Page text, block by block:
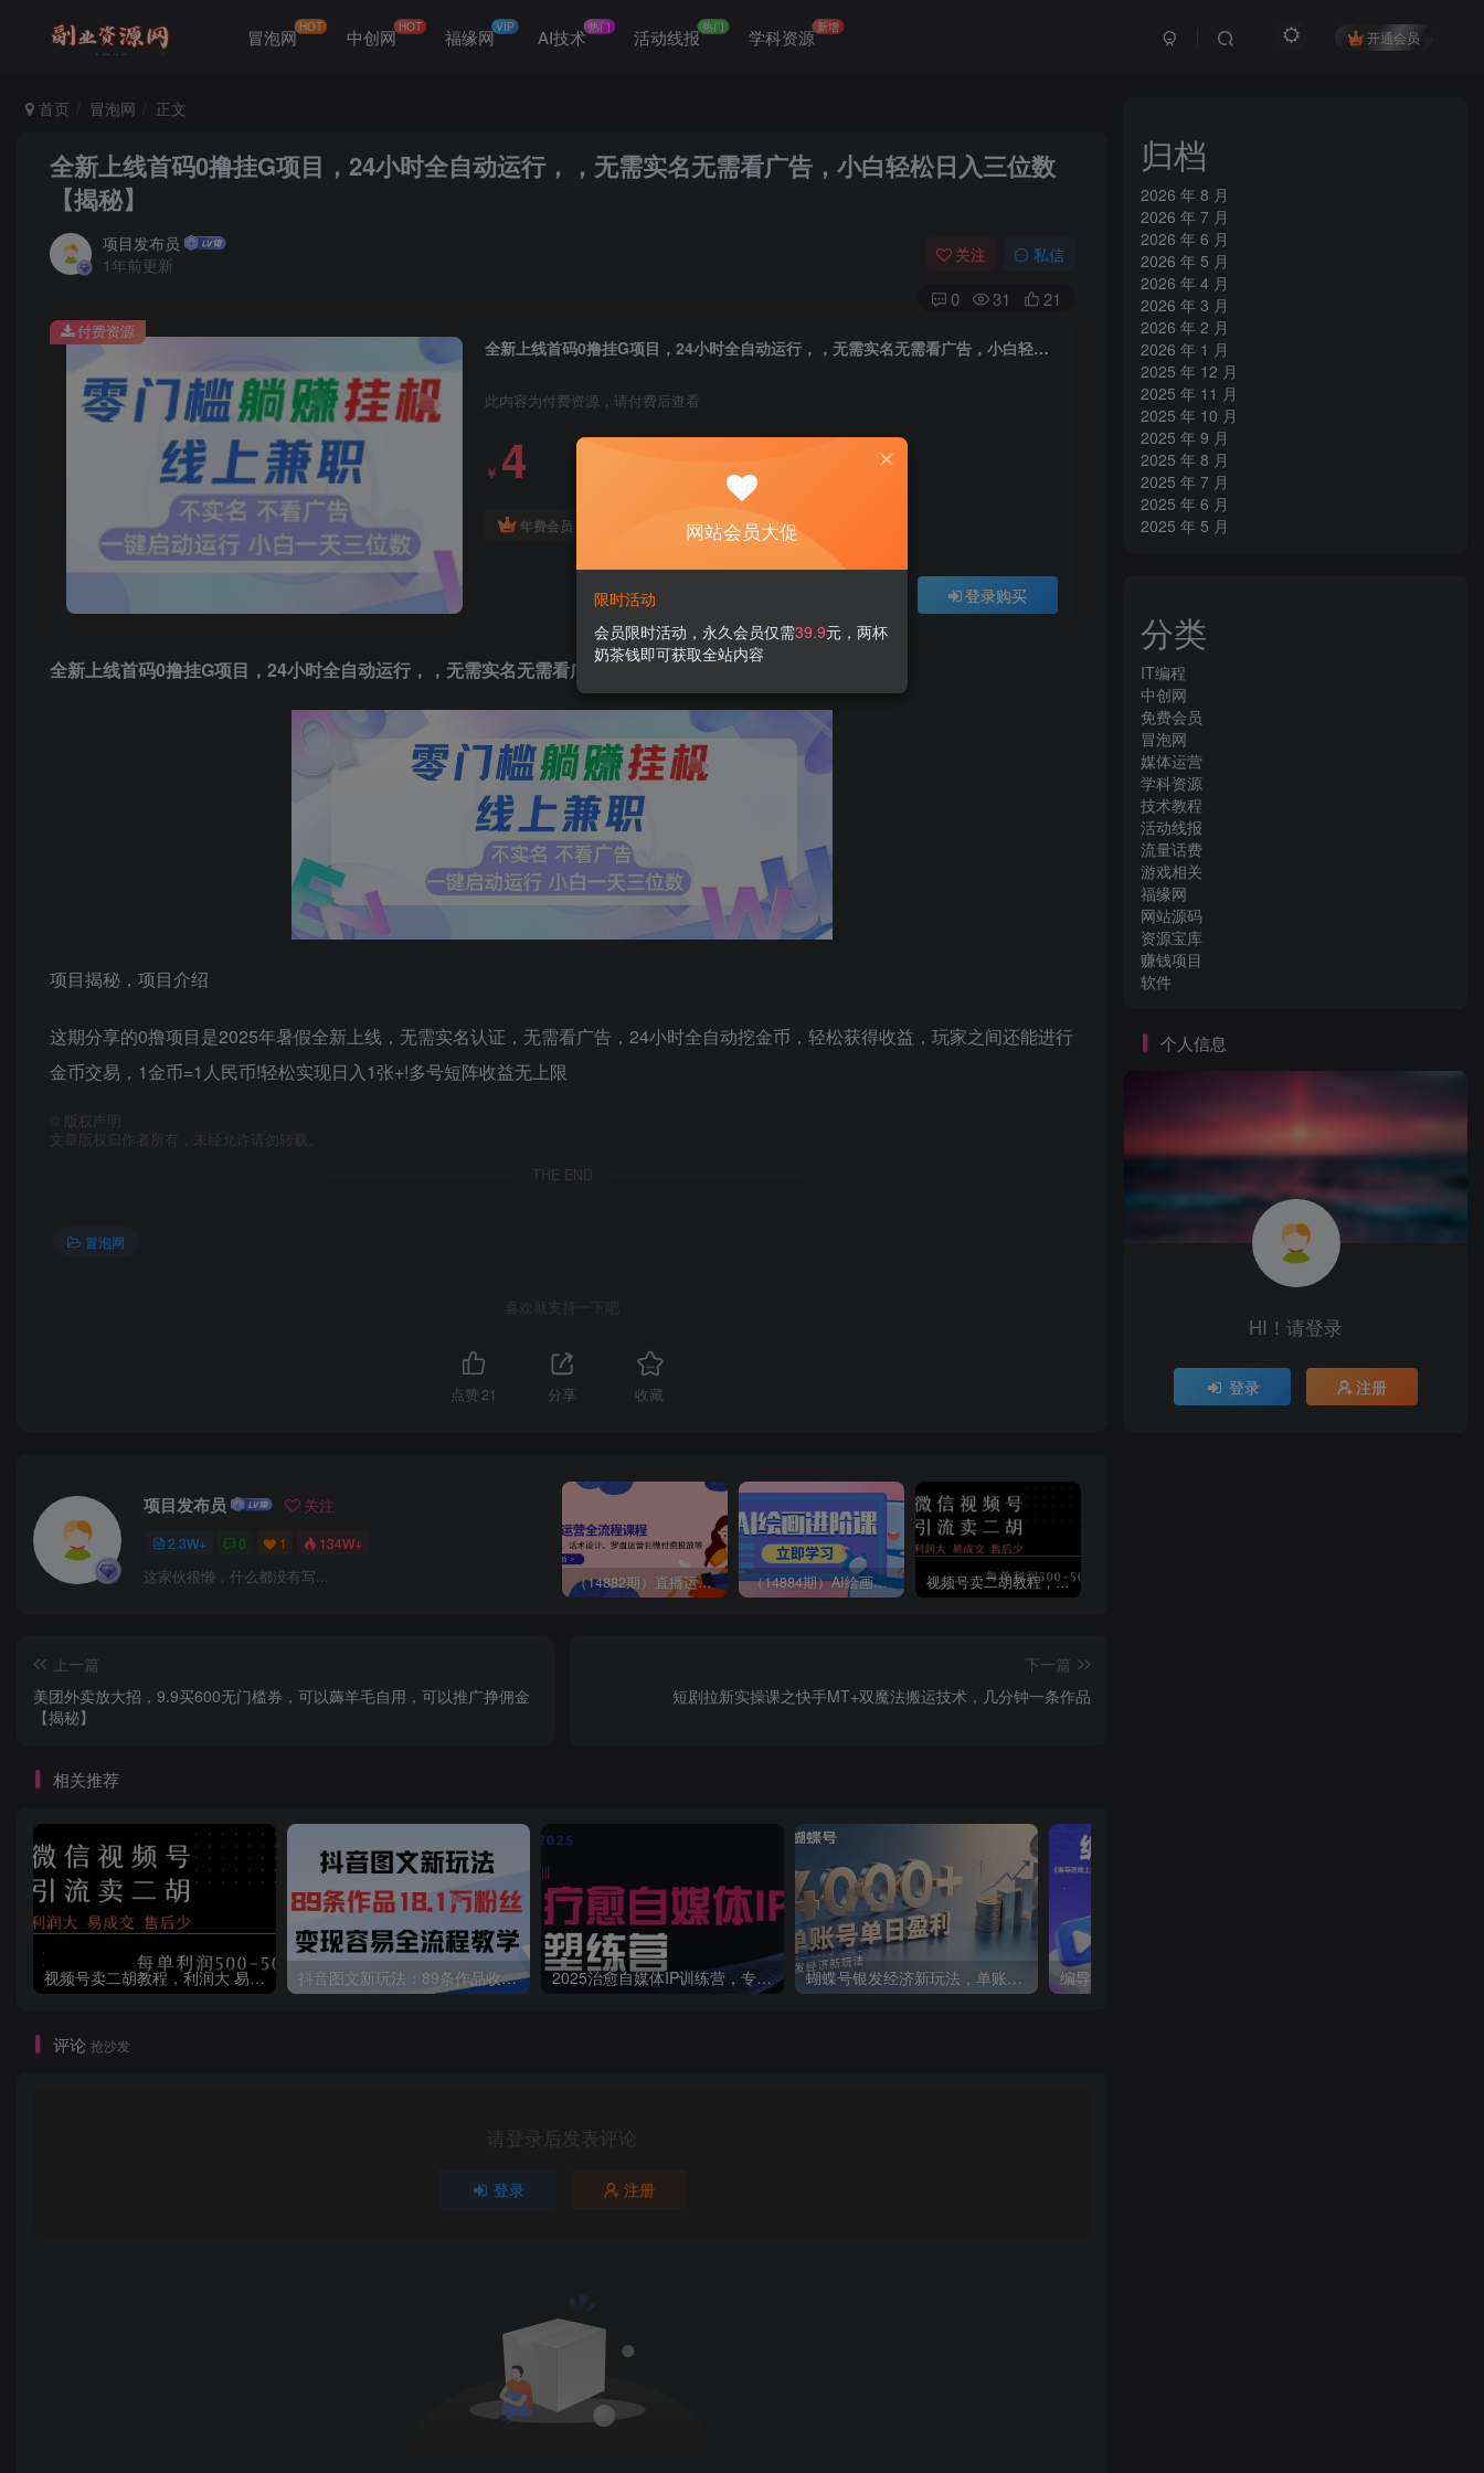
冒泡网 HOT 中创网 HOT 福缘网VIP AI技术热门 活动线报热门 学科资源 新增
开通会员
首页 冒泡网 正文
全新上线首码0撸挂G项目，24小时全自动运行，，无需实名无需看广告，小白轻松日入三位数
【揭秘】
项目发布员
1年前更新
关注 私信
0 31 21
全新上线首码0撸挂G项目，24小时全自动运行，，无需实名无需看广告，小白轻松日入三位数【揭秘】
此内容为付费资源，请付费后查看
￥ 4
年费会员 赞助会员免费
登录购买
付费资源
全新上线首码0撸挂G项目，24小时全自动运行，，无需实名无需看广告，小白轻松日入三位数【揭秘】
项目揭秘，项目介绍
这期分享的0撸项目是2025年暑假全新上线，无需实名认证，无需看广告，24小时全自动挖金币，轻松获得收益，玩家之间还能进行
金币交易，1金币=1人民币!轻松实现日入1张+!多号短阵收益无上限
版权声明
文章版权归作者所有，未经允许请勿转载。
THE END
冒泡网
喜欢就支持一下吧
点赞21 分享 收藏
项目发布员 关注
2.3W+ 0 1 134W+
这家伙很懒，什么都没有写... （14882期）直播运营全流程课程-5月更新：从起号、话术设计、罗盘运营到微付费投放等 （14884期）AI绘画进阶课，涵盖电商摄影等多领域，PS操作与AI工具使用全面教学 视频号卖二胡教程，利润大 易成交 售后少，一单利润5张+
上一篇
美团外卖放大招，9.9买600无门槛券，可以薅羊毛自用，可以推广挣佣金
【揭秘】
下一篇
短剧拉新实操课之快手MT+双魔法搬运技术，几分钟一条作品
相关推荐
视频号卖二胡教程，利润大 易成交 售后少，一单利润5张+ 抖音图文新玩法：89条作品收获18.1W粉丝，变现容易全流程教学 2025治愈自媒体IP训练营，专为疗愈领域从业者打造 蝴蝶号银发经济新玩法，单账号单日盈利1k+适合小白操作简单
评论 抢沙发
请登录后发表评论
登录 注册
归档
2026 年 8 月
2026 年 7 月
2026 年 6 月
2026 年 5 月
2026 年 4 月
2026 年 3 月
2026 年 2 月
2026 年 1 月
2025 年 12 月
2025 年 11 月
2025 年 10 月
2025 年 9 月
2025 年 8 月
2025 年 7 月
2025 年 6 月
2025 年 5 月
分类
IT编程
中创网
免费会员
冒泡网
媒体运营
学科资源
技术教程
活动线报
流量话费
游戏相关
福缘网
网站源码
资源宝库
赚钱项目
软件
个人信息
HI！请登录
登录 注册
网站会员大促
限时活动
会员限时活动，永久会员仅需39.9元，两杯
奶茶钱即可获取全站内容